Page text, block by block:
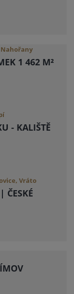
1 462 M²
- KALIŠTĚ
ČESKÉ